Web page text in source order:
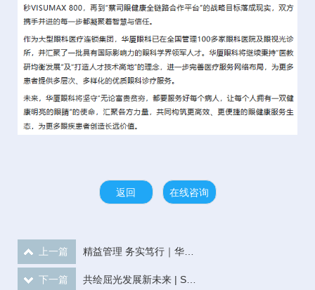
返回 在线咨询
上一篇 精益管理 务实笃行｜华厦眼科长三角医院运营管理推进会圆满召开
下一篇 共绘屈光发展新未来 | STAAR Surgical亚太区负责人一行参访华厦眼科